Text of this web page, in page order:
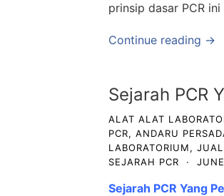
prinsip dasar PCR
Continue reading →
Sejarah PCR
ALAT ALAT
PCR, ANDARU
LABORATORIUM,
SEJARAH PCR
·
Sejarah PCR Yang